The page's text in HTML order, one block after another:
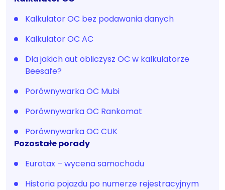
Kalkulator OC bez podawania danych
Kalkulator OC AC
Dla jakich aut obliczysz OC w kalkulatorze
Beesafe?
Porównywarka OC Mubi
Porównywarka OC Rankomat
Porównywarka OC CUK
Pozostałe porady
Eurotax – wycena samochodu
Historia pojazdu po numerze rejestracyjnym